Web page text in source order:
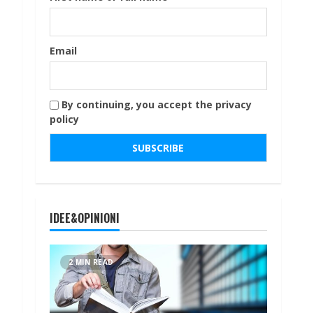
Email
By continuing, you accept the privacy
policy
IDEE&OPINIONI
2 MIN READ